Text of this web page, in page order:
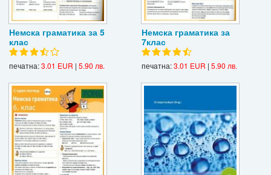
Немска граматика за 5
клас
печатна:3.01 EUR | 5.90 лв.
Немска граматика за
7клас
печатна:3.01 EUR | 5.90 лв.